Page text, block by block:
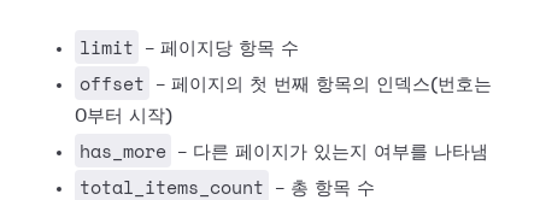
limit - 페이지당 항목 수
offset
- 페이지의 첫 번째 항목의 인덱스(번호는
0부터 시작)
has_more - 다른 페이지가 있는지 여부를 나타냄
total_items_count - 총 항목 수